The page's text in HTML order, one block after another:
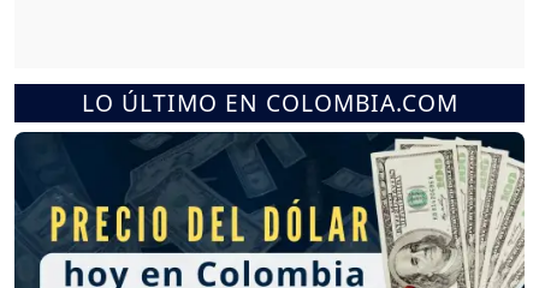
LO ÚLTIMO EN COLOMBIA.COM